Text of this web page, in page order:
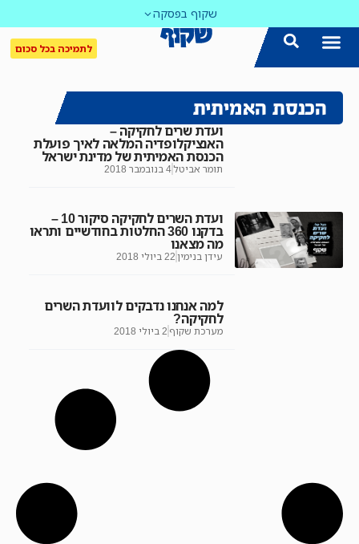
שקוף בפסקה
לתמיכה בכל סכום
הכנסת האמיתית
ועדת שרים לחקיקה –
האנציקלופדיה המלאה לאיך פועלת
הכנסת האמיתית של מדינת ישראל
תומר אביטל4 בנובמבר 2018
ועדת השרים לחקיקה סיקור 10 –
בדקנו 360 החלטות בחודשיים ותראו
מה מצאנו
עידן בנימין 22 ביולי 2018
למה אנחנו נדבקים לוועדת השרים
לחקיקה?
מערכת שקוף 2 ביולי 2018